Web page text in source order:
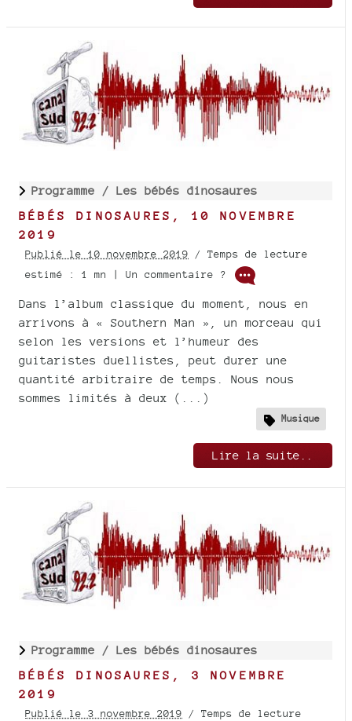
Programme / Les bébés dinosaures
BÉBÉS DINOSAURES, 10 NOVEMBRE
2019
Publié le 10 novembre 2019 / Temps de lecture
estimé : 1 mn | Un commentaire ?
Dans l’album classique du moment, nous en
arrivons à « Southern Man », un morceau qui
selon les versions et l’humeur des
guitaristes duellistes, peut durer une
quantité arbitraire de temps. Nous nous
sommes limités à deux (...)
Musique
Lire la suite..
Programme / Les bébés dinosaures
BÉBÉS DINOSAURES, 3 NOVEMBRE
2019
Publié le 3 novembre 2019 / Temps de lecture